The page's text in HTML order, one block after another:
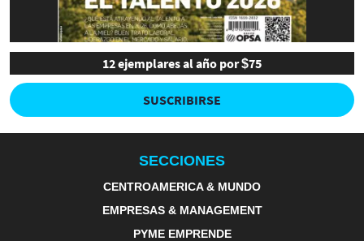
12 ejemplares al año por $75
SUSCRIBIRSE
SECCIONES
CENTROAMERICA & MUNDO
EMPRESAS & MANAGEMENT
PYME EMPRENDE